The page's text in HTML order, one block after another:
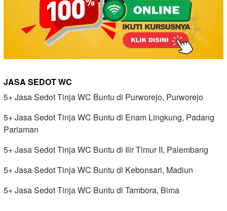
JASA SEDOT WC
5+ Jasa Sedot Tinja WC Buntu di Purworejo, Purworejo
5+ Jasa Sedot Tinja WC Buntu di Enam Lingkung, Padang
Pariaman
5+ Jasa Sedot Tinja WC Buntu di Ilir Timur II, Palembang
5+ Jasa Sedot Tinja WC Buntu di Kebonsari, Madiun
5+ Jasa Sedot Tinja WC Buntu di Tambora, Bima